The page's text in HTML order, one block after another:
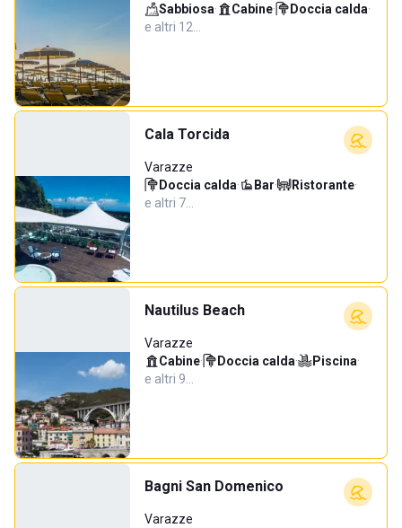
Sabbiosa· Cabine· Doccia calda·
e altri 12…
Cala Torcida
Varazze
Doccia calda· Bar· Ristorante·
e altri 7…
Nautilus Beach
Varazze
Cabine· Doccia calda· Piscina·
e altri 9…
Bagni San Domenico
Varazze